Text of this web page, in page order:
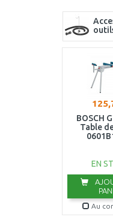
BOSCH
Table
EN
Au